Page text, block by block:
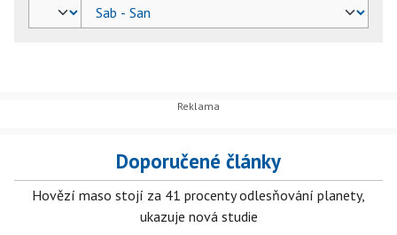
Doporučené články
Hovězí maso stojí za 41 procenty odlesňování planety,
ukazuje nová studie